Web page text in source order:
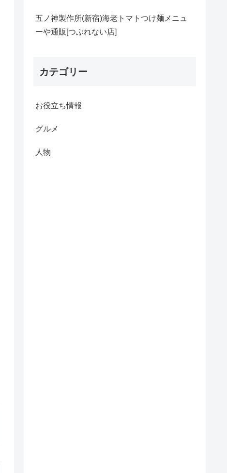
五ノ神製作所(新宿)海老トマトつけ麺メニュ
ーや通販[つぶれない店]
カテゴリー
お役立ち情報
グルメ
人物